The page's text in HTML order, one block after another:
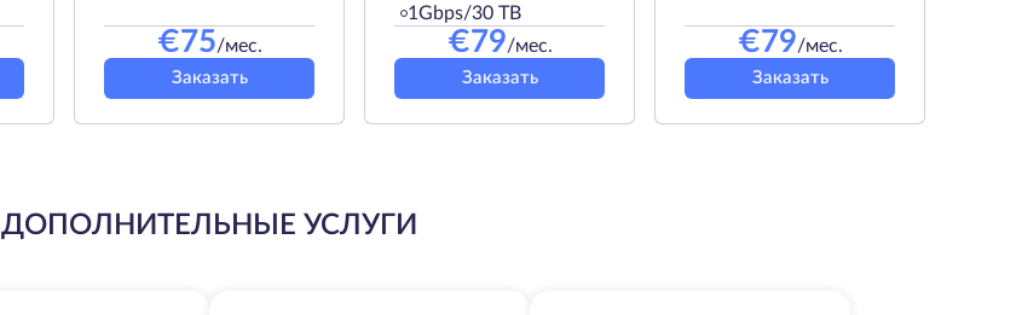
€75/мес.
Заказать
1Gbps/30 TB
€79/мес.
Заказать
€79/мес.
Заказать
ДОПОЛНИТЕЛЬНЫЕ УСЛУГИ